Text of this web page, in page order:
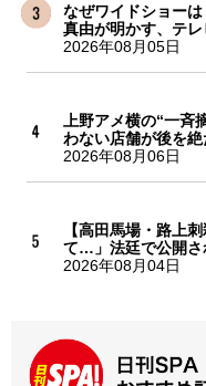
なぜワイドショー
真由が明かす、テ
2026年08月05日
上野アメ横の“一
わない店舗が後を
2026年08月06日
【高田馬場・路上
て…」法廷で公開
2026年08月04日